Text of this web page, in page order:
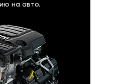
на авто.